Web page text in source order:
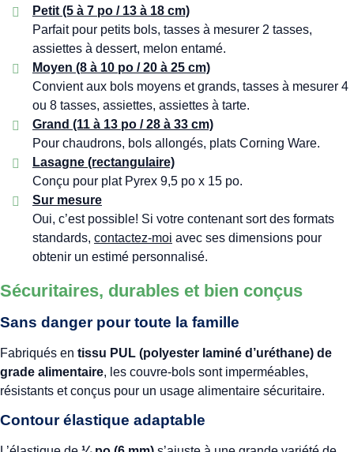
Petit (5 à 7 po / 13 à 18 cm)
Parfait pour petits bols, tasses à mesurer 2 tasses,
assiettes à dessert, melon entamé.
Moyen (8 à 10 po / 20 à 25 cm)
Convient aux bols moyens et grands, tasses à mesurer 4
ou 8 tasses, assiettes, assiettes à tarte.
Grand (11 à 13 po / 28 à 33 cm)
Pour chaudrons, bols allongés, plats Corning Ware.
Lasagne (rectangulaire)
Conçu pour plat Pyrex 9,5 po x 15 po.
Sur mesure
Oui, c’est possible! Si votre contenant sort des formats
standards, contactez-moi avec ses dimensions pour
obtenir un estimé personnalisé.
Sécuritaires, durables et bien conçus
Sans danger pour toute la famille
Fabriqués en tissu PUL (polyester laminé d’uréthane) de
grade alimentaire, les couvre-bols sont imperméables,
résistants et conçus pour un usage alimentaire sécuritaire.
Contour élastique adaptable